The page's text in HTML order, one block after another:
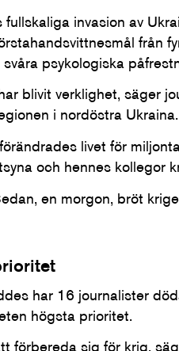
fullskaliga invasion av
från
psykologiska
blivit verklighet, säger
i nordöstra Ukraina.
livet för
och hennes kollegor
en morgon, bröt
har 16 journalister
högsta prioritet.
förbereda sig för krig,